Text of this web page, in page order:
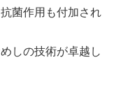
菌作用も付加され
しの技術が卓越し